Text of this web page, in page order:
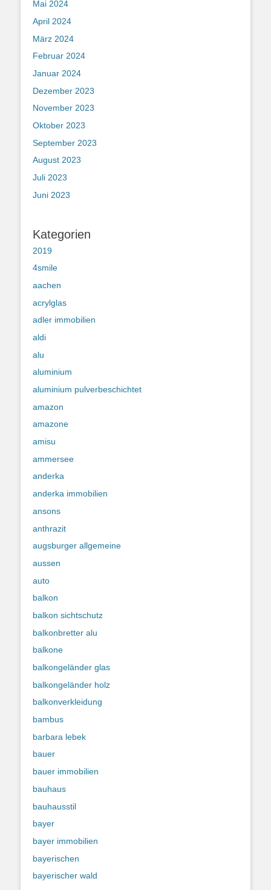
Mai 2024
April 2024
März 2024
Februar 2024
Januar 2024
Dezember 2023
November 2023
Oktober 2023
September 2023
August 2023
Juli 2023
Juni 2023
Kategorien
2019
4smile
aachen
acrylglas
adler immobilien
aldi
alu
aluminium
aluminium pulverbeschichtet
amazon
amazone
amisu
ammersee
anderka
anderka immobilien
ansons
anthrazit
augsburger allgemeine
aussen
auto
balkon
balkon sichtschutz
balkonbretter alu
balkone
balkongeländer glas
balkongeländer holz
balkonverkleidung
bambus
barbara lebek
bauer
bauer immobilien
bauhaus
bauhausstil
bayer
bayer immobilien
bayerischen
bayerischer wald